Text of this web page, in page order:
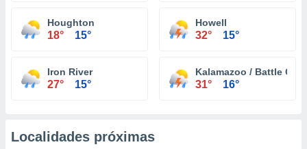
Houghton
18° 15°
Howell
32° 15°
Iron River
27° 15°
Kalamazoo / Battle
31° 16°
Localidades próximas